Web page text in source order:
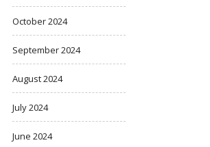
October 2024
September 2024
August 2024
July 2024
June 2024